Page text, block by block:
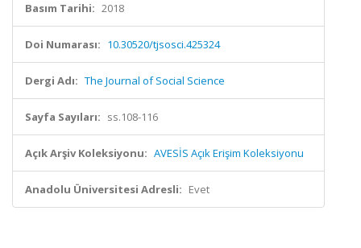
Basım Tarihi: 2018
Doi Numarası: 10.30520/tjsosci.425324
Dergi Adı: The Journal of Social Science
Sayfa Sayıları: ss.108-116
Açık Arşiv Koleksiyonu: AVESİS Açık Erişim Koleksiyonu
Anadolu Üniversitesi Adresli: Evet